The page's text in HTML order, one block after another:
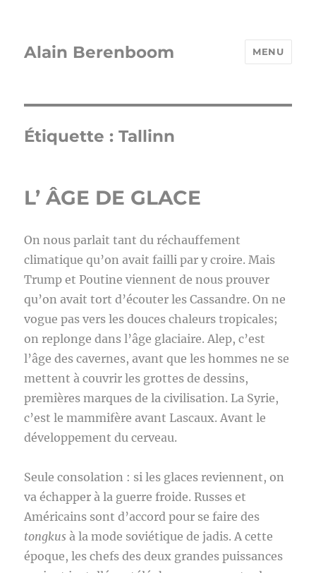
Alain Berenboom MENU
Étiquette :Tallinn
L’ ÂGE DE GLACE
On nous parlait tant du réchauffement
climatique qu’on avait failli par y croire. Mais
Trump et Poutine viennent de nous prouver
qu’on avait tort d’écouter les Cassandre. On ne
vogue pas vers les douces chaleurs tropicales;
on replonge dans l’âge glaciaire. Alep, c’est
l’âge des cavernes, avant que les hommes ne se
mettent à couvrir les grottes de dessins,
premières marques de la civilisation. La Syrie,
c’est le mammifère avant Lascaux. Avant le
développement du cerveau.
Seule consolation : si les glaces reviennent, on
va échapper à la guerre froide. Russes et
Américains sont d’accord pour se faire des
tongkus à la mode soviétique de jadis. A cette
époque, les chefs des deux grandes puissances